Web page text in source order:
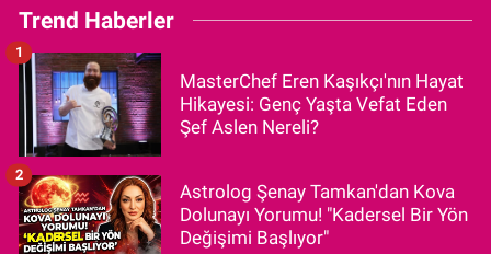
Trend Haberler
MasterChef Eren Kaşıkçı'nın Hayat
Hikayesi: Genç Yaşta Vefat Eden
Şef Aslen Nereli?
1
Astrolog Şenay Tamkan'dan Kova
Dolunayı Yorumu! "Kadersel Bir Yön
Değişimi Başlıyor"
2